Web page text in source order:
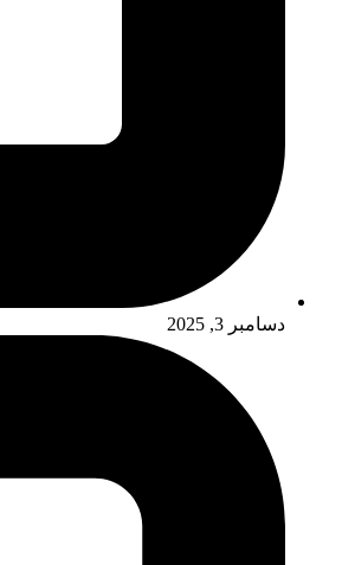
دسامبر 3, 2025